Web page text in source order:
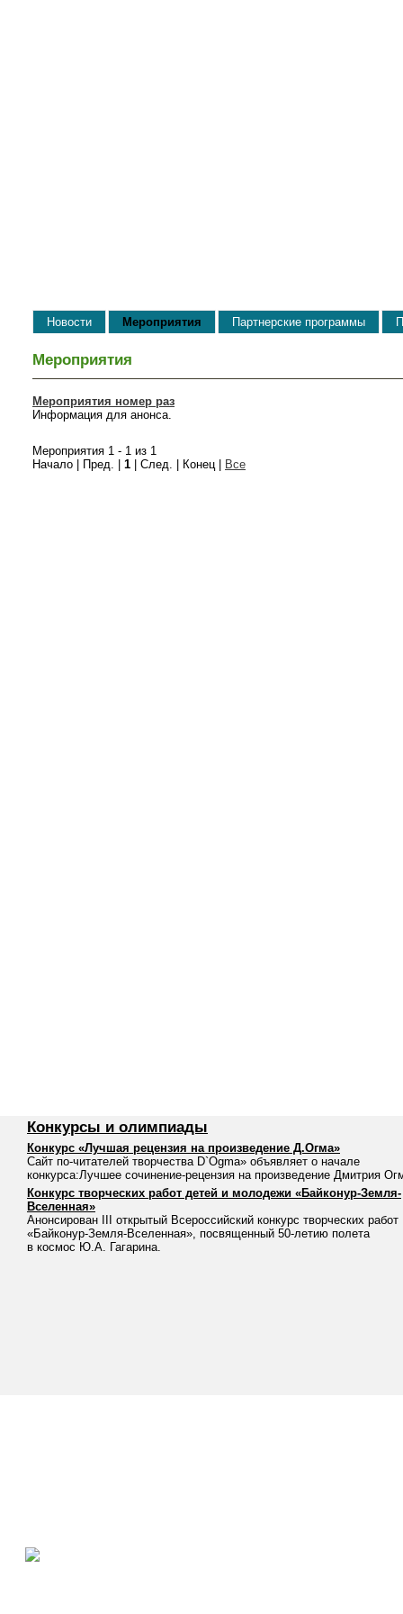
Новости Мероприятия Партнерские программы
Мероприятия
Мероприятия номер раз
Информация для анонса.
Мероприятия 1 - 1 из 1
Начало | Пред. | 1 | След. | Конец Все
Конкурсы и олимпиады
Конкурс «Лучшая рецензия на произведение Д.Огма»
Сайт по-читателей творчества D`Ogma» объявляет о начале
конкурса:Лучшее сочинение-рецензия на произведение Дмитрия
Конкурс творческих работ детей и молодежи «Байконур-Земля-
Вселенная»
Анонсирован III открытый Всероссийский конкурс творческих работ
«Байконур-Земля-Вселенная», посвященный 50-летию полета
в космос Ю.А. Гагарина.